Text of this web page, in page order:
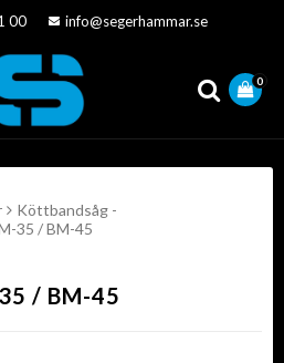
00 info@segerhammar.se
0
Köttbandsåg -
35 / BM-45
/ BM-45